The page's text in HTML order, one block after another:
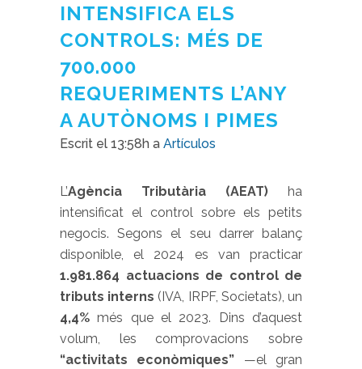
INTENSIFICA ELS
CONTROLS: MÉS DE
700.000
REQUERIMENTS L’ANY
A AUTÒNOMS I PIMES
Escrit el 13:58h a Artículos
L’Agència Tributària (AEAT) ha
intensificat el control sobre els petits
negocis. Segons el seu darrer balanç
disponible, el 2024 es van practicar
1.981.864 actuacions de control de
tributs interns (IVA, IRPF, Societats), un
4,4% més que el 2023. Dins d’aquest
volum, les comprovacions sobre
“activitats econòmiques” —el gran